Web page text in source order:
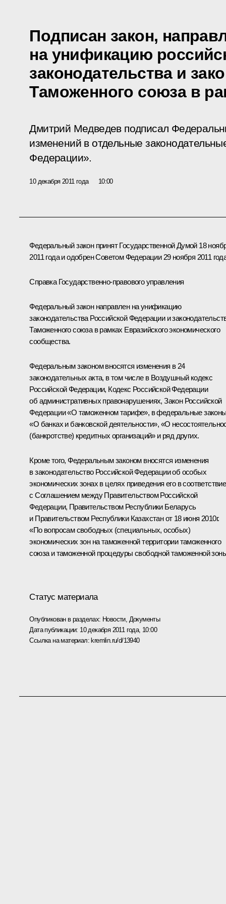
Подписан закон,
на унификацию
законодательства и
Таможенного союза в
Дмитрий Медведев подписал
изменений в отдельные
Федерации».
10 декабря 2011 года 10:00
Федеральный закон принят Государственной Думой 18
2011 года и одобрен Советом Федерации 29 ноября 2011
Справка Государственно-правового управления
Федеральный закон направлен на унификацию
законодательства Российской Федерации и
Таможенного союза в рамках Евразийского экономического
сообщества.
Федеральным законом вносятся изменения в 24
законодательных акта, в том числе в Воздушный кодекс
Российской Федерации, Кодекс Российской Федерации
об административных правонарушениях, Закон Российской
Федерации «О таможенном тарифе», в федеральные
«О банках и банковской деятельности», «О
(банкротстве) кредитных организаций» и ряд других.
Кроме того, Федеральным законом вносятся изменения
в законодательство Российской Федерации об особых
экономических зонах в целях приведения его в соответствие
с Соглашением между Правительством Российской
Федерации, Правительством Республики Беларусь
и Правительством Республики Казахстан от 18 июня 2010г.
«По вопросам свободных (специальных, особых)
экономических зон на таможенной территории таможенного
союза и таможенной процедуры свободной таможенной
Статус материала
Опубликован в разделах: Новости, Документы
Дата публикации: 10 декабря 2011 года, 10:00
Ссылка на материал: kremlin.ru/d/13940